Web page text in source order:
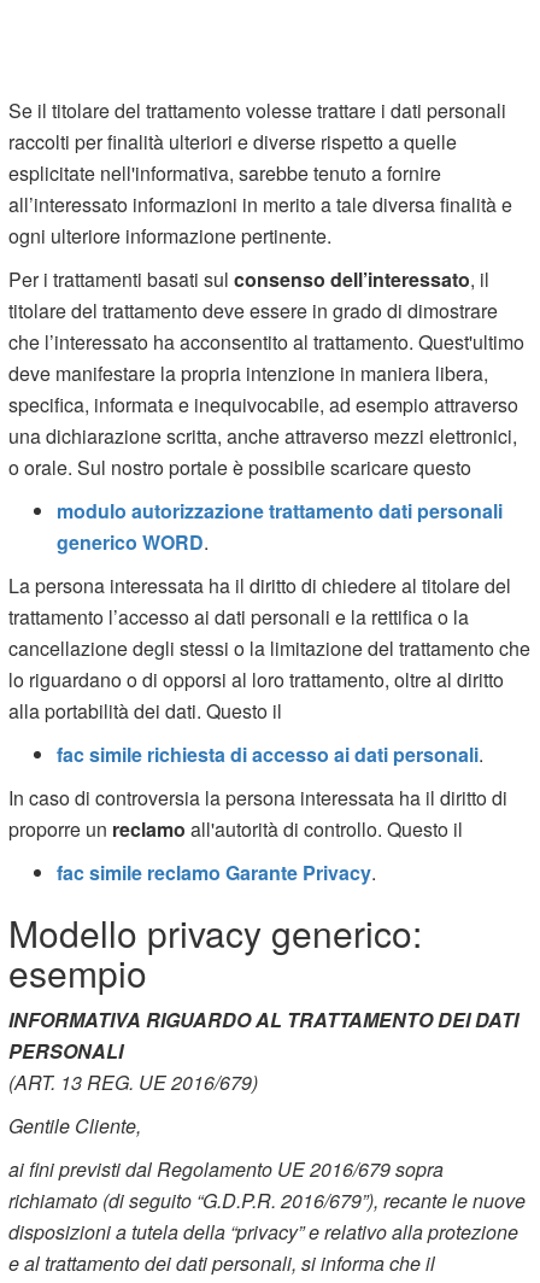
Se il titolare del trattamento volesse trattare i dati personali
raccolti per finalità ulteriori e diverse rispetto a quelle
esplicitate nell'informativa, sarebbe tenuto a fornire
all’interessato informazioni in merito a tale diversa finalità e
ogni ulteriore informazione pertinente.
Per i trattamenti basati sulconsenso dell’interessato, il
titolare del trattamento deve essere in grado di dimostrare
che l’interessato ha acconsentito al trattamento. Quest'ultimo
deve manifestare la propria intenzione in maniera libera,
specifica, informata e inequivocabile, ad esempio attraverso
una dichiarazione scritta, anche attraverso mezzi elettronici,
o orale. Sul nostro portale è possibile scaricare questo
modulo autorizzazione trattamento dati personali
generico WORD.
La persona interessata ha il diritto di chiedere al titolare del
trattamento l’accesso ai dati personali e la rettifica o la
cancellazione degli stessi o la limitazione del trattamento che
lo riguardano o di opporsi al loro trattamento, oltre al diritto
alla portabilità dei dati. Questo il
fac simile richiesta di accesso ai dati personali.
In caso di controversia la persona interessata ha il diritto di
proporre un reclamo all'autorità di controllo. Questo il
fac simile reclamo Garante Privacy.
Modello privacy generico:
esempio
INFORMATIVA RIGUARDO AL TRATTAMENTO DEI DATI
PERSONALI
(ART. 13 REG. UE 2016/679)
Gentile Cliente,
ai fini previsti dal Regolamento UE 2016/679 sopra
richiamato (di seguito “G.D.P.R. 2016/679”), recante le nuove
disposizioni a tutela della “privacy” e relativo alla protezione
e al trattamento dei dati personali, si informa che il